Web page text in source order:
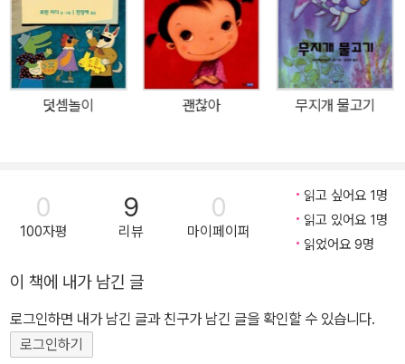
메인 캐릭터입니다. 食 분야의 주제는 ‘검정, 흰색, 노란색, 붉은색,
푸른색-오방색과 아트’인데, 키즈 부스는 이 책의 요리요정 라쿠쿠를
중심으로 캐릭터 전시, 오방색 비빔밥 이야기로 꾸며졌습니다. 대표
적인 우리 음식 비빔밥을 소재로 한 맛있는 요리 그림책 이 책은 요리
를 좋아하는 오렌지색 곰 라쿠쿠가 신나게 요리를 하고, 친구와 맛있
두에게 친근한 음식입니다. 영양 면에서도 아주 우수하고요. 비빔밥
은 아이들의 요리 체험에도 멋진 주제입니다. 여러 가지 재료를 사용
해 다양한 질감과 색감을 느낄 수 있고, 엄마와 함께 쉽고 즐겁게 만들
다. 커다란 그릇에 담아 같이 비벼서 나눠 먹는 것은 비빔밥만이 줄 수
있는 특별한 행복입니다. 이 책은 라쿠쿠가 즐겁게 요리를 하는 과정
과 친구와 다정하게 나누어 먹는 것까지 함께 그려내 더 큰 만족감을
덧셈놀이 괜찮아 무지개 물고기
0
100자평
9
리뷰
0
마이페이퍼
읽고 싶어요 1명
읽고 있어요 1명
읽었어요 9명
이 책에 내가 남긴 글
로그인하면 내가 남긴 글과 친구가 남긴 글을 확인할 수 있습니다.
로그인하기